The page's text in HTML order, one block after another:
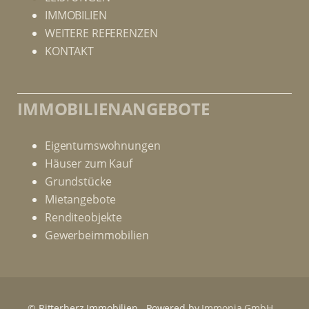
IMMOBILIEN
WEITERE REFERENZEN
KONTAKT
IMMOBILIENANGEBOTE
Eigentumswohnungen
Häuser zum Kauf
Grundstücke
Mietangebote
Renditeobjekte
Gewerbeimmobilien